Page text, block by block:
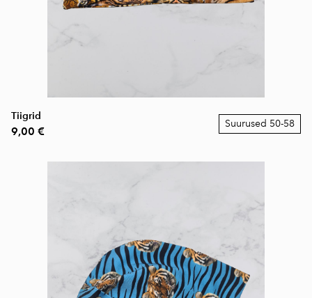
Tiigrid
9,00 €
Suurused 50-58